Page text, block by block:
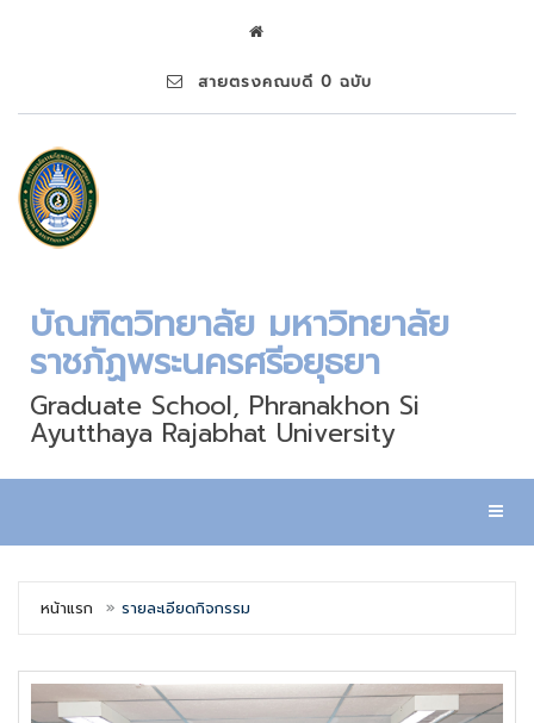
สายตรงคณบดี 0 ฉบับ
บัณฑิตวิทยาลัย มหาวิทยาลัย
ราชภัฏพระนครศรีอยุธยา
Graduate School, Phranakhon Si
Ayutthaya Rajabhat University
หน้าแรก รายละเอียดกิจกรรม